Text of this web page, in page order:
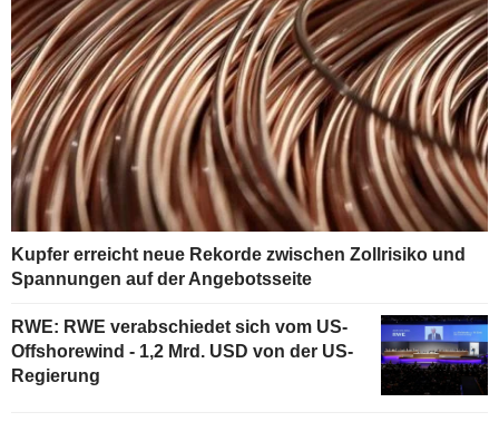
Kupfer erreicht neue Rekorde zwischen Zollrisiko und
Spannungen auf der Angebotsseite
RWE: RWE verabschiedet sich vom US-
Offshorewind - 1,2 Mrd. USD von der US-
Regierung